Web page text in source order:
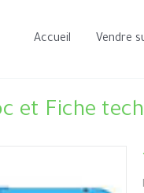
Accueil Vendre
et Fiche